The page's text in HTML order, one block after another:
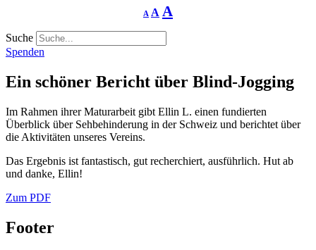
A
Schriftgrösse
verringern
A Schriftgrösse
zurücksetzen
A
Suche
Spenden
Ein schöner Bericht über Blind-Jogging
Im Rahmen ihrer Maturarbeit gibt Ellin L. einen fundierten
Überblick über Sehbehinderung in der Schweiz und berichtet über
die Aktivitäten unseres Vereins.
Das Ergebnis ist fantastisch, gut recherchiert, ausführlich. Hut ab
und danke, Ellin!
Zum PDF
Footer